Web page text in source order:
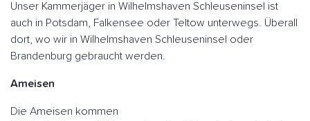
Unser Kammerjäger in Wilhelmshaven Schleuseninsel ist
auch in Potsdam, Falkensee oder Teltow unterwegs. Überall
dort, wo wir in Wilhelmshaven Schleuseninsel oder
Brandenburg gebraucht werden.
Ameisen
Die Ameisen kommen